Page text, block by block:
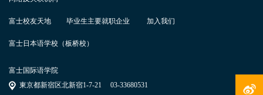
富士校友天地 毕业生主要就职企业 加入我们
富士日本语学校（板桥校）
富士国际语学院
東京都新宿区北新宿1-7-21
03-33680531